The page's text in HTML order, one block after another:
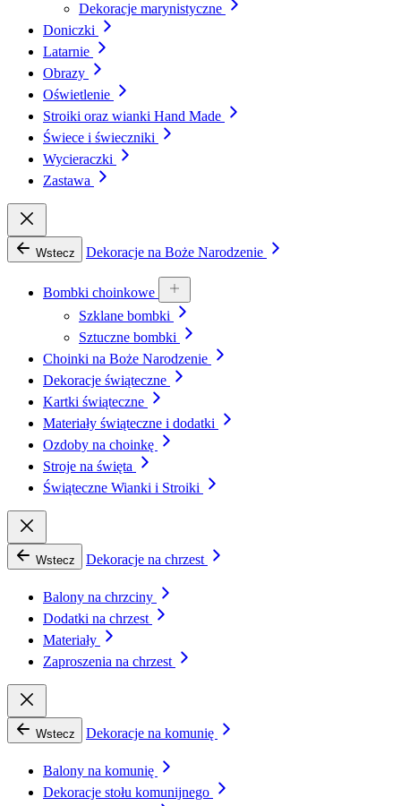
Dekoracje marynistyczne
Doniczki
Latarnie
Obrazy
Oświetlenie
Stroiki oraz wianki Hand Made
Świece i świeczniki
Wycieraczki
Zastawa
Wstecz Dekoracje na Boże Narodzenie
Bombki choinkowe
Szklane bombki
Sztuczne bombki
Choinki na Boże Narodzenie
Dekoracje świąteczne
Kartki świąteczne
Materiały świąteczne i dodatki
Ozdoby na choinkę
Stroje na święta
Świąteczne Wianki i Stroiki
Wstecz Dekoracje na chrzest
Balony na chrzciny
Dodatki na chrzest
Materiały
Zaproszenia na chrzest
Wstecz Dekoracje na komunię
Balony na komunię
Dekoracje stołu komunijnego